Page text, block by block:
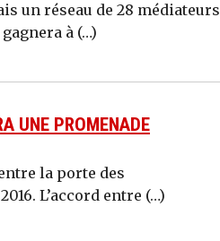
un réseau de 28 médiateurs
à (…)
UNE PROMENADE
la porte des
L’accord entre (…)